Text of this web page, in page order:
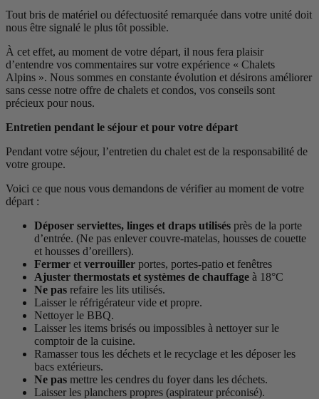
Tout bris de matériel ou défectuosité remarquée dans votre unité doit
nous être signalé le plus tôt possible.
À cet effet, au moment de votre départ, il nous fera plaisir
d’entendre vos commentaires sur votre expérience « Chalets
Alpins ». Nous sommes en constante évolution et désirons améliorer
sans cesse notre offre de chalets et condos, vos conseils sont
précieux pour nous.
Entretien pendant le séjour et pour votre départ
Pendant votre séjour, l’entretien du chalet est de la responsabilité de
votre groupe.
Voici ce que nous vous demandons de vérifier au moment de votre
départ :
Déposer serviettes, linges et draps utilisés près de la porte
d’entrée. (Ne pas enlever couvre-matelas, housses de couette
et housses d’oreillers).
Fermer et verrouiller portes, portes-patio et fenêtres
Ajuster thermostats et systèmes de chauffage à 18°C
Ne pas refaire les lits utilisés.
Laisser le réfrigérateur vide et propre.
Nettoyer le BBQ.
Laisser les items brisés ou impossibles à nettoyer sur le
comptoir de la cuisine.
Ramasser tous les déchets et le recyclage et les déposer les
bacs extérieurs.
Ne pas mettre les cendres du foyer dans les déchets.
Laisser les planchers propres (aspirateur préconisé).